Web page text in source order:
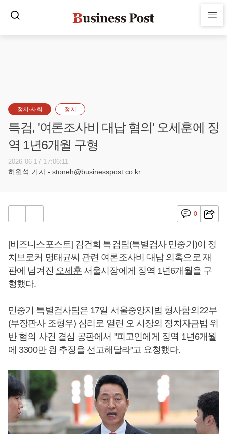
정치·사회 정치
특검, '여론조사비 대납 혐의' 오세훈에 징
역 1년6개월 구형
2026-06-17 17:06:11
허원석 기자 - stoneh@businesspost.co.kr
0
[비즈니스포스트] 김건희 특검팀(특별검사 민중기)이 정
치브로커 명태균씨 관련 여론조사비 대납 의혹으로 재
판에 넘겨진 오세훈 서울시장에게 징역 1년6개월을 구
형했다.
민중기 특별검사팀은 17일 서울중앙지법 형사합의22부
(부장판사 조형우) 심리로 열린 오 시장의 정치자금법 위
반 혐의 사건 결심 공판에서 "피고인에게 징역 1년6개월
에 3300만 원 추징을 선고해달라"고 요청했다.